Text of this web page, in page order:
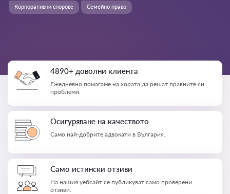
Семейно право
Корпоративни спорове
4890+ доволни клиента
Ежедневно помагаме на хората да решат правните си
проблеми.
Осигуряване на качеството
Само най-добрите адвокати в България.
Само истински отзиви
На нашия уебсайт се публикуват само проверени
отзиви.